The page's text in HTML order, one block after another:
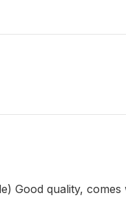
Good quality, comes